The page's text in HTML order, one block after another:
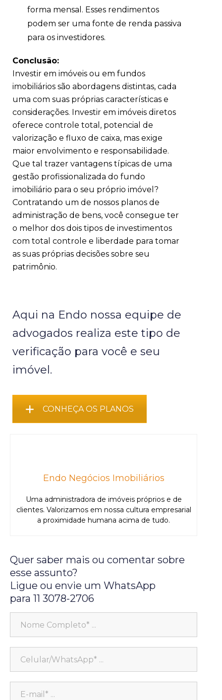
forma mensal. Esses rendimentos
podem ser uma fonte de renda passiva
para os investidores.
Conclusão:
Investir em imóveis ou em fundos
imobiliários são abordagens distintas, cada
uma com suas próprias características e
considerações. Investir em imóveis diretos
oferece controle total, potencial de
valorização e fluxo de caixa, mas exige
maior envolvimento e responsabilidade.
Que tal trazer vantagens típicas de uma
gestão profissionalizada do fundo
imobiliário para o seu próprio imóvel?
Contratando um de nossos planos de
administração de bens, você consegue ter
o melhor dos dois tipos de investimentos
com total controle e liberdade para tomar
as suas próprias decisões sobre seu
patrimônio.
Aqui na Endo nossa equipe de
advogados realiza este tipo de
verificação para você e seu
imóvel.
CONHEÇA OS PLANOS
Endo Negócios Imobiliários
Uma administradora de imóveis próprios e de
clientes. Valorizamos em nossa cultura empresarial
a proximidade humana acima de tudo.
Quer saber mais ou comentar sobre
esse assunto?
Ligue ou envie um WhatsApp
para 11 3078-2706